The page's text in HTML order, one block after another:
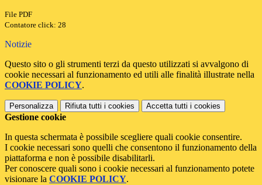
File PDF
Contatore click: 28
Notizie
Questo sito o gli strumenti terzi da questo utilizzati si avvalgono di
cookie necessari al funzionamento ed utili alle finalità illustrate nella
COOKIE POLICY.
Personalizza Rifiuta tutti i cookies Accetta tutti i cookies
Gestione cookie
In questa schermata è possibile scegliere quali cookie consentire.
I cookie necessari sono quelli che consentono il funzionamento della
piattaforma e non è possibile disabilitarli.
Per conoscere quali sono i cookie necessari al funzionamento potete
visionare la COOKIE POLICY.